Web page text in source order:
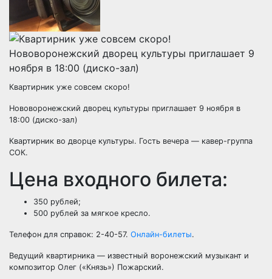
Квартирник уже совсем скоро!
Нововоронежский дворец культуры приглашает 9 ноября в
18:00 (диско-зал)
Квартирник во дворце культуры. Гость вечера — кавер-группа
СОК.
Цена входного билета:
350 рублей;
500 рублей за мягкое кресло.
Телефон для справок: 2-40-57. Онлайн-билеты.
Ведущий квартирника — известный воронежский музыкант и
композитор Олег («Князь») Пожарский.